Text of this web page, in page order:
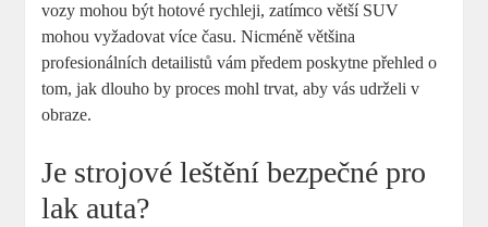
vozy ​mohou být hotové rychleji, ​zatímco větší ‌SUV
mohou vyžadovat více času. Nicméně ⁣většina
profesionálních detailistů vám předem poskytne přehled​ o
tom, jak dlouho by proces ‍mohl trvat, aby vás udrželi v
‍obraze.
Je strojové leštění⁣ bezpečné pro
lak auta?